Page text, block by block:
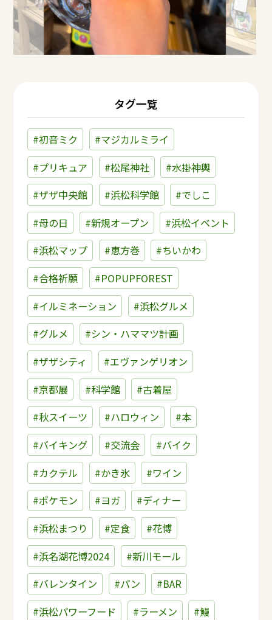
タグ一覧
#初音ミク
#マジカルミライ
#プリキュア
#松尾神社
#水掛神輿
#ザザ中央館
#浜松科学館
#でしこ
#母の日
#新規オープン
#浜松イベント
#浜松マップ
#恵方巻
#ちいかわ
#合格祈願
#POPUPFOREST
#イルミネーション
#浜松グルメ
#グルメ
#シン・ハママツ計画
#ザザシティ
#エヴァンゲリオン
#京都展
#科学館
#古着屋
#秋スイーツ
#ハロウィン
#本
#バイキング
#交流会
#バイク
#カクテル
#かき氷
#ワイン
#ポケモン
#ヨガ
#ディナー
#浜松まつり
#定食
#花博
#浜名湖花博2024
#新川モール
#バレンタイン
#パン
#BAR
#浜松パワーフード
#ラーメン
#鰻